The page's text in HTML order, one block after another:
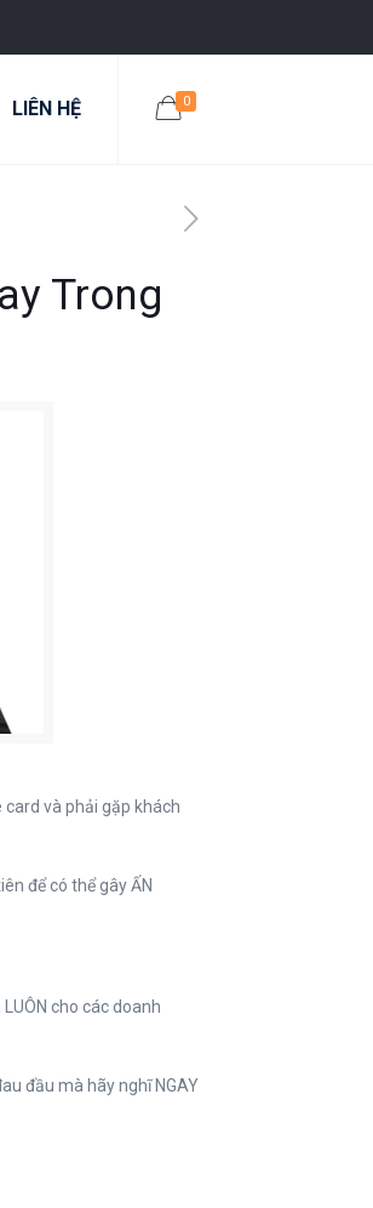
LIÊN HỆ 0
Trong
và phải gặp khách
để có thể gây ẤN
cho các doanh
đầu mà hãy nghĩ NGAY